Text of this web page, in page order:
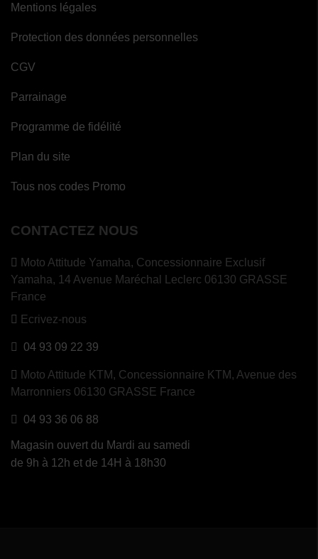
Mentions légales
Protection des données personnelles
CGV
Parrainage
Programme de fidélité
Plan du site
Tous nos codes Promo
CONTACTEZ NOUS
Moto Attitude Yamaha, Concessionnaire Exclusif
Yamaha, 14 Avenue Maréchal Leclerc 06130 GRASSE
France
Ecrivez-nous
04 93 09 22 39
Moto Attitude KTM, Concessionnaire KTM, Avenue des
Marronniers 06130 GRASSE France
04 93 36 06 88
Magasin ouvert du Mardi au samedi
de 9h à 12h et de 14H à 18h30